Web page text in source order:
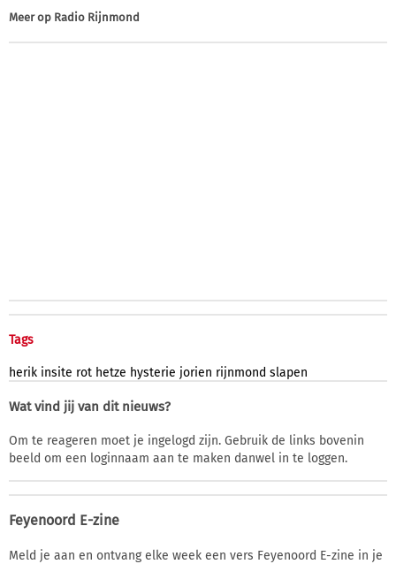
Meer op Radio Rijnmond
Tags
herik insite rot hetze hysterie jorien rijnmond slapen
Wat vind jij van dit nieuws?
Om te reageren moet je ingelogd zijn. Gebruik de links bovenin
beeld om een loginnaam aan te maken danwel in te loggen.
Feyenoord E-zine
Meld je aan en ontvang elke week een vers Feyenoord E-zine in je